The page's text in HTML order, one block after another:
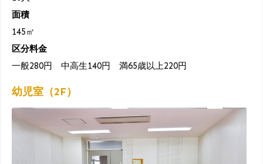
面積
145㎡
区分料金
一般280円 中高生140円 満65歳以上220円
幼児室（2F）